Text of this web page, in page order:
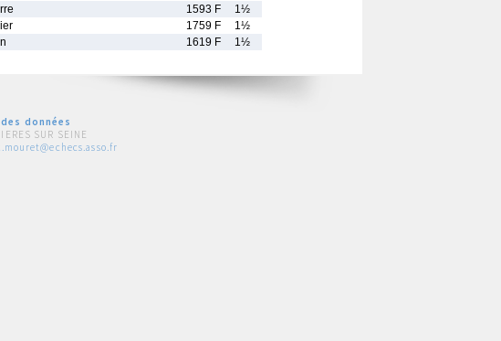
1593 F
1½
1759 F
1½
1619 F 1½
données
SUR SEINE